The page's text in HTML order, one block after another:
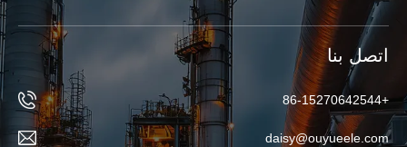
اتصل بنا
+86-15270642544
daisy@ouyueele.com